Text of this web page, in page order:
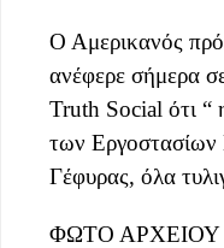
Ο Αμερικανός
ανέφερε σήμερα
Truth Social ότι “
των Εργοστασίων
Γέφυρας, όλα
ΦΩΤΟ ΑΡΧΕΙΟΥ